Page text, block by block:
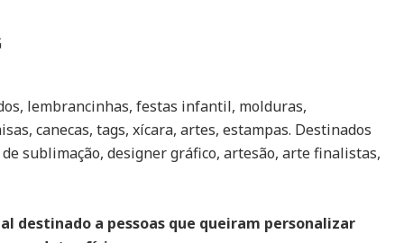
lembrancinhas, festas infantil, molduras,
canecas, tags, xícara, artes, estampas. Destinados
sublimação, designer gráfico, artesão, arte finalistas,
destinado a pessoas que queiram personalizar